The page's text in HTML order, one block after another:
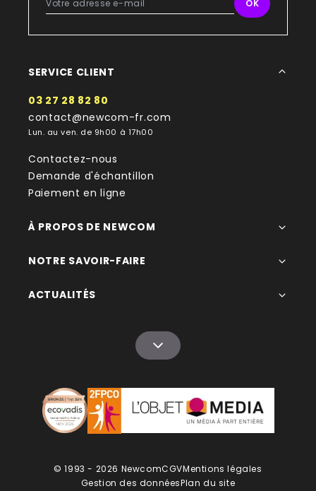
SERVICE CLIENT
03 27 28 82 80
contact@newcom-fr.com
Lun. au ven. de 9h00 à 17h00
Contactez-nous
Demande d'échantillon
Paiement en ligne
À PROPOS DE NEWCOM
NOTRE SAVOIR-FAIRE
ACTUALITÉS
© 1993 - 2026 NewcomCGVMentions légales
Gestion des donnéesPlan du site